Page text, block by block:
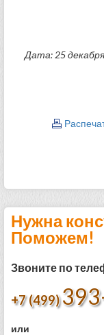
Дата: 25
Нужна
Поможем!
Звоните по
+7 (499)
или